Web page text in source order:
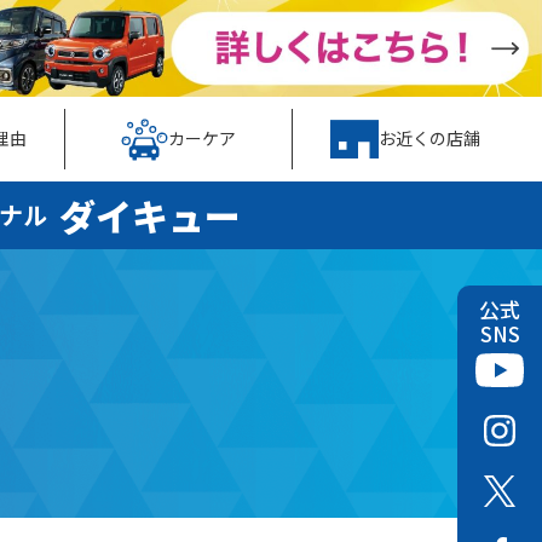
由 カーケア お近くの店舗
公式
SNS
ル ダイキュー